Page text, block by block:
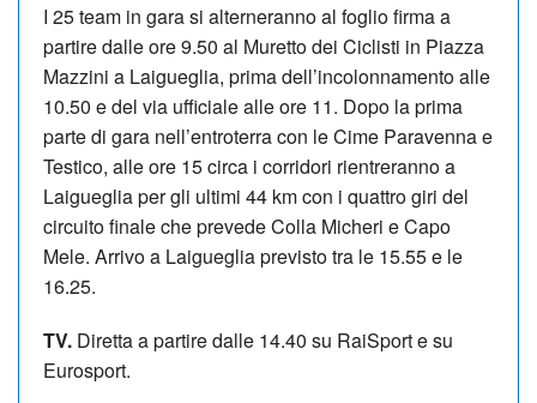
I 25 team in gara si alterneranno al foglio firma a
partire dalle ore 9.50 al Muretto dei Ciclisti in Piazza
Mazzini a Laigueglia, prima dell’incolonnamento alle
10.50 e del via ufficiale alle ore 11. Dopo la prima
parte di gara nell’entroterra con le Cime Paravenna e
Testico, alle ore 15 circa i corridori rientreranno a
Laigueglia per gli ultimi 44 km con i quattro giri del
circuito finale che prevede Colla Micheri e Capo
Mele. Arrivo a Laigueglia previsto tra le 15.55 e le
16.25.
TV. Diretta a partire dalle 14.40 su RaiSport e su
Eurosport.